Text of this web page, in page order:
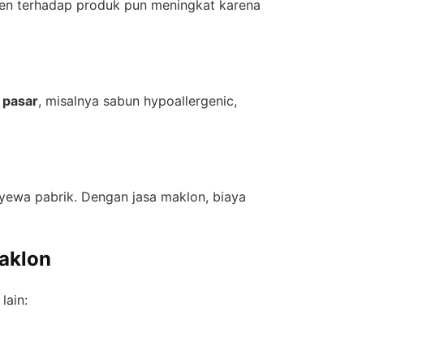
terhadap produk pun meningkat karena
, misalnya sabun hypoallergenic,
pabrik. Dengan jasa maklon, biaya